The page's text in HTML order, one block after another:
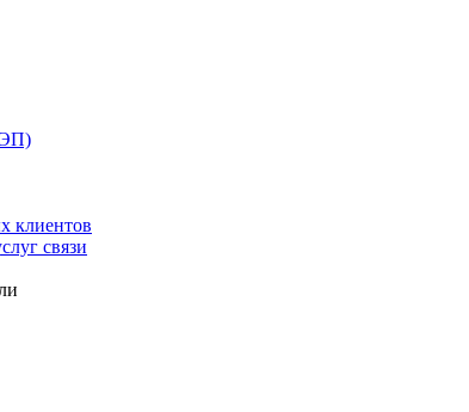
клиентов
связи